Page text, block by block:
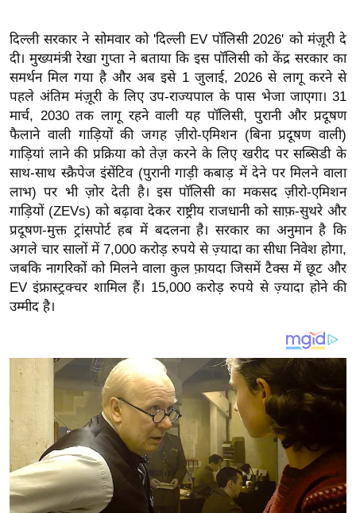
त
वि
शे
ष
ज्ञ
रा
य
ब
ज
ट
खे
ल
क्रि
I
2
0
2
6
दिल्ली सरकार ने सोमवार को 'दिल्ली EV पॉलिसी 2026' को मंज़ूरी दे
दी। मुख्यमंत्री रेखा गुप्ता ने बताया कि इस पॉलिसी को केंद्र सरकार का
समर्थन मिल गया है और अब इसे 1 जुलाई, 2026 से लागू करने से
पहले अंतिम मंज़ूरी के लिए उप-राज्यपाल के पास भेजा जाएगा। 31
मार्च, 2030 तक लागू रहने वाली यह पॉलिसी, पुरानी और प्रदूषण
फैलाने वाली गाड़ियों की जगह ज़ीरो-एमिशन (बिना प्रदूषण वाली)
गाड़ियां लाने की प्रक्रिया को तेज़ करने के लिए खरीद पर सब्सिडी के
साथ-साथ स्क्रैपेज इंसेंटिव (पुरानी गाड़ी कबाड़ में देने पर मिलने वाला
लाभ) पर भी ज़ोर देती है। इस पॉलिसी का मकसद ज़ीरो-एमिशन
गाड़ियों (ZEVs) को बढ़ावा देकर राष्ट्रीय राजधानी को साफ़-सुथरे और
प्रदूषण-मुक्त ट्रांसपोर्ट हब में बदलना है। सरकार का अनुमान है कि
अगले चार सालों में 7,000 करोड़ रुपये से ज़्यादा का सीधा निवेश होगा,
जबकि नागरिकों को मिलने वाला कुल फ़ायदा जिसमें टैक्स में छूट और
EV इंफ्रास्ट्रक्चर शामिल हैं। 15,000 करोड़ रुपये से ज़्यादा होने की
उम्मीद है।